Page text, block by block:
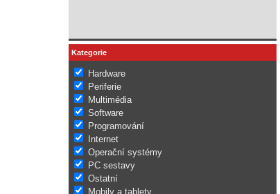
Kategorie
Hardware
Periferie
Multimédia
Software
Programování
Internet
Operační systémy
PC sestavy
Ostatní
Mobily a tablety